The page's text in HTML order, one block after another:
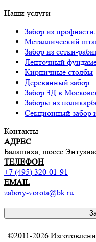
Наши услуги
Забор из
Металлический
Забор из сетки-
Ленточный
Кирпичные столбы
Деревянный забор
Забор 3Д в
Заборы из
Секционный забор
Контакты
АДРЕС
Балашиха, шоссе
ТЕЛЕФОН
+7 (495) 320-01-91
EMAIL
zabory-vorota@bk.ru
©2011-2026